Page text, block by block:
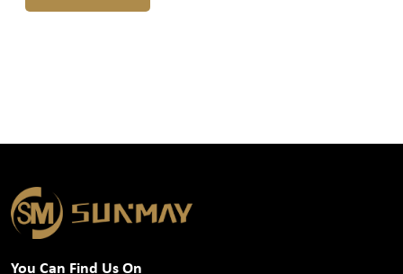
You Can Find Us On